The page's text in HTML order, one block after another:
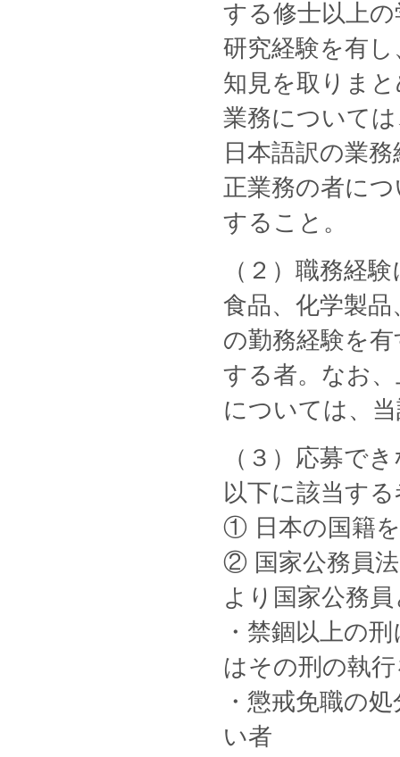
する修士以上
研究経験を有
知見を取りま
業務について
日本語訳の業
正業務の者に
すること。
（２）職務経
食品、化学製
の勤務経験を
する者。なお
については、
（３）応募で
以下に該当す
① 日本の国籍
② 国家公務員
より国家公務
・禁錮以上の
はその刑の執
・懲戒免職の
い者